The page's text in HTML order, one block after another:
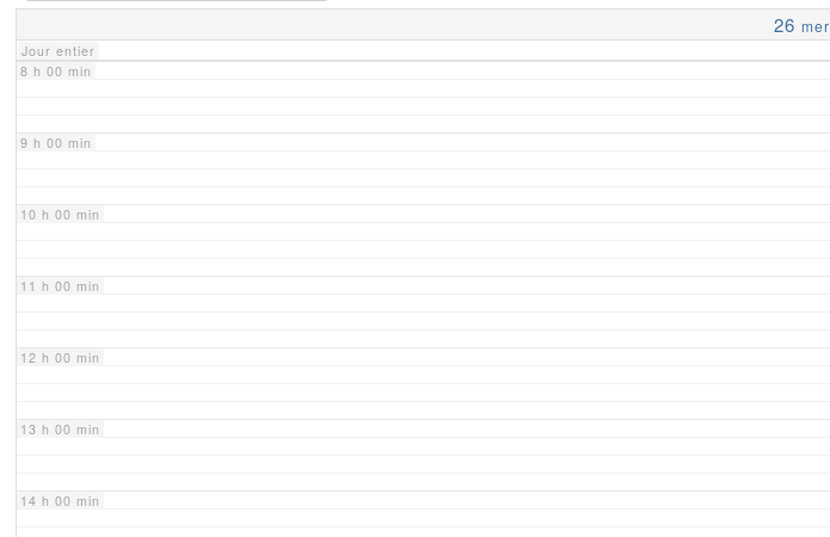
26 mer
Jour entier
8 h 00 min
9 h 00 min
10 h 00 min
11 h 00 min
12 h 00 min
13 h 00 min
14 h 00 min